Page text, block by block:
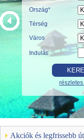
Ország*
Térség
Város
Indulás
Akciók és legfrissebb